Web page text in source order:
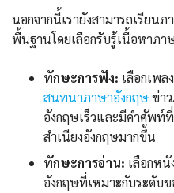
นอกจากนี้เรายังสามารถเรียน
พื้นฐานโดยเลือกรับรู้เนื้อหาภา
ทักษะการฟัง: เลือกเพล
สนทนาภาษาอังกฤษข่า
อังกฤษเร็วและมีคำศัพท์
สำเนียงอังกฤษมากขึ้น
ทักษะการอ่าน: เลือกห
อังกฤษที่เหมาะกับระดับข